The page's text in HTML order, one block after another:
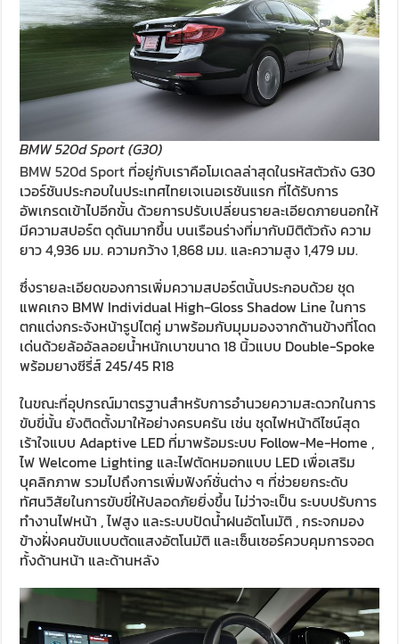
BMW 520d Sport (G30)
BMW 520d Sport ที่อยู่กับเราคือโมเดลล่าสุดในรหัสตัวถัง G30
เวอร์ชันประกอบในประเทศไทยเจเนอเรชันแรก ที่ได้รับการ
อัพเกรดเข้าไปอีกขั้น ด้วยการปรับเปลี่ยนรายละเอียดภายนอกให้
มีความสปอร์ต ดุดันมากขึ้น บนเรือนร่างที่มากับมิติตัวถัง ความ
ยาว 4,936 มม. ความกว้าง 1,868 มม. และความสูง 1,479 มม.
ซึ่งรายละเอียดของการเพิ่มความสปอร์ตนั้นประกอบด้วย ชุด
แพคเกจ BMW Individual High-Gloss Shadow Line ในการ
ตกแต่งกระจังหน้ารูปไตคู่ มาพร้อมกับมุมมองจากด้านข้างที่โดด
เด่นด้วยล้ออัลลอยน้ำหนักเบาขนาด 18 นิ้วแบบ Double-Spoke
พร้อมยางซีรี่ส์ 245/45 R18
ในขณะที่อุปกรณ์มาตรฐานสำหรับการอำนวยความสะดวกในการ
ขับขี่นั้น ยังติดตั้งมาให้อย่างครบครัน เช่น ชุดไฟหน้าดีไซน์สุด
เร้าใจแบบ Adaptive LED ที่มาพร้อมระบบ Follow-Me-Home ,
ไฟ Welcome Lighting และไฟตัดหมอกแบบ LED เพื่อเสริม
บุคลิกภาพ รวมไปถึงการเพิ่มฟังก์ชั่นต่าง ๆ ที่ช่วยยกระดับ
ทัศนวิสัยในการขับขี่ให้ปลอดภัยยิ่งขึ้น ไม่ว่าจะเป็น ระบบปรับการ
ทำงานไฟหน้า , ไฟสูง และระบบปัดน้ำฝนอัตโนมัติ , กระจกมอง
ข้างฝั่งคนขับแบบตัดแสงอัตโนมัติ และเซ็นเซอร์ควบคุมการจอด
ทั้งด้านหน้า และด้านหลัง